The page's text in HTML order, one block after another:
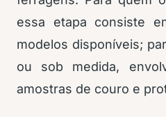
essa etapa consiste
modelos disponíveis;
ou sob medida,
amostras de couro e